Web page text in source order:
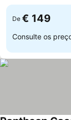
De € 149
Consulte os